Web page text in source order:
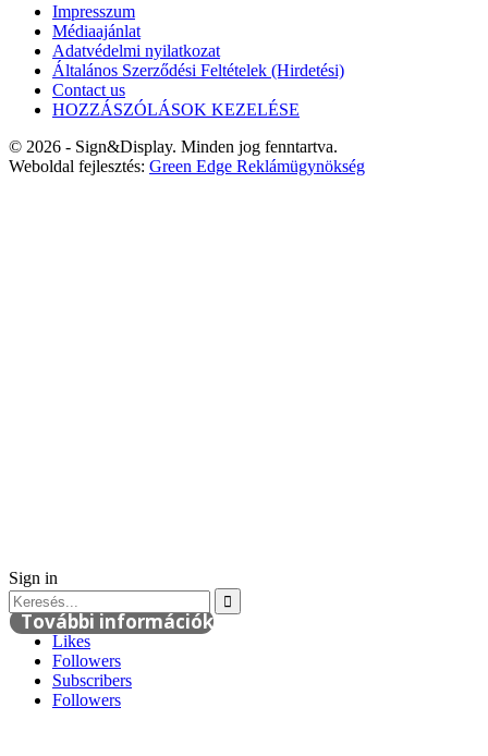
Impresszum
Médiaajánlat
Adatvédelmi nyilatkozat
Általános Szerződési Feltételek (Hirdetési)
Contact us
HOZZÁSZÓLÁSOK KEZELÉSE
© 2026 - Sign&Display. Minden jog fenntartva.
Weboldal fejlesztés: Green Edge Reklámügynökség
További információk
Sign in
Likes
Followers
Subscribers
Followers